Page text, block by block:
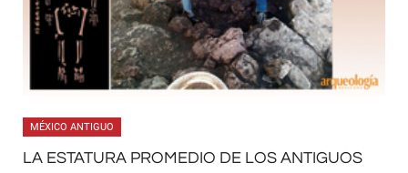
MÉXICO ANTIGUO
LA ESTATURA PROMEDIO DE LOS ANTIGUOS